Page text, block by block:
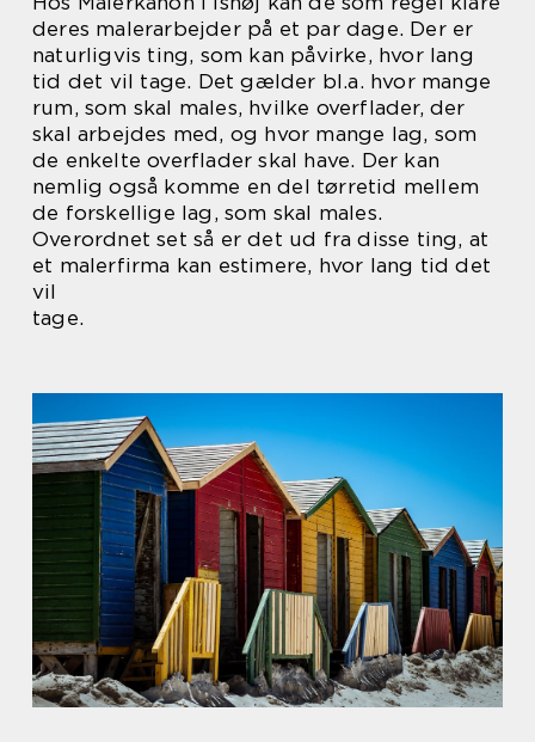
deres malerarbejder på et par dage. Der er
naturligvis ting, som kan påvirke, hvor lang
tid det vil tage. Det gælder bl.a. hvor mange
rum, som skal males, hvilke overflader, der
skal arbejdes med, og hvor mange lag, som
de enkelte overflader skal have. Der kan
nemlig også komme en del tørretid mellem
de forskellige lag, som skal males.
Overordnet set så er det ud fra disse ting, at
et malerfirma kan estimere, hvor lang tid det
vil
tage.